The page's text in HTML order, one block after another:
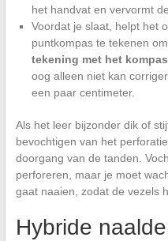
het handvat en vervormt
Voordat je slaat, helpt het
puntkompas te tekenen
tekening met het
oog alleen niet kan
een paar centimeter.
Als het leer bijzonder dik of
bevochtigen van het
doorgang van de tanden.
perforeren, maar je moet
gaat naaien, zodat de vezels
Hybride